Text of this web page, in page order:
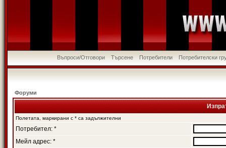
Въпроси/Отговори Търсене Потребители Потребителски
Форуми
Полетата, маркирани с * са задължителни
Потребител: *
Мейл адрес: *